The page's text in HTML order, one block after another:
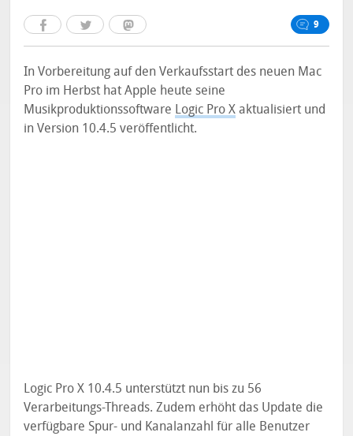
9
In Vorbereitung auf den Verkaufsstart des neuen Mac
Pro im Herbst hat Apple heute seine
Musikproduktionssoftware Logic Pro X aktualisiert und
in Version 10.4.5 veröffentlicht.
Logic Pro X 10.4.5 unterstützt nun bis zu 56
Verarbeitungs-Threads. Zudem erhöht das Update die
verfügbare Spur- und Kanalanzahl für alle Benutzer